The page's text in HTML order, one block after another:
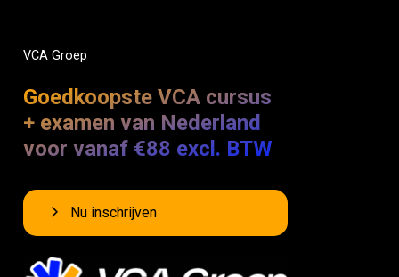
VCA Groep
Goedkoopste VCA cursus
+ examen van Nederland
voor vanaf €88 excl. BTW
Nu inschrijven